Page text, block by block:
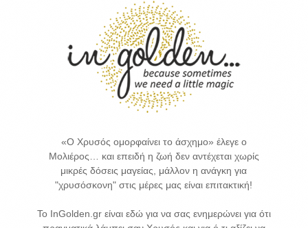
«Ο Χρυσός ομορφαίνει το άσχημο» έλεγε ο
Μολιέρος… και επειδή η ζωή δεν αντέχεται χωρίς
μικρές δόσεις μαγείας, μάλλον η ανάγκη για
"χρυσόσκονη" στις μέρες μας είναι επιτακτική!
Το InGolden.gr είναι εδώ για να σας ενημερώνει για ότι